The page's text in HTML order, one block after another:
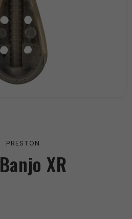
PRESTON
XR